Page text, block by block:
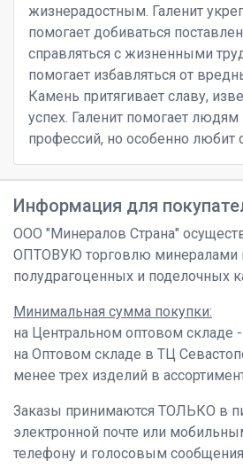
жизнерадостным. Галенит
помогает добиваться
справляться с жизненными
помогает избавляться от
Камень притягивает славу,
успех. Галенит помогает
профессий, но особенно любит
Информация для
ООО "Минералов Страна"
ОПТОВУЮ торговлю минералами
полудрагоценных и поделочных
Минимальная сумма покупки:
на Центральном оптовом складе -
на Оптовом складе в ТЦ
менее трех изделий в
Заказы принимаются ТОЛЬКО в
электронной почте или
телефону и голосовым